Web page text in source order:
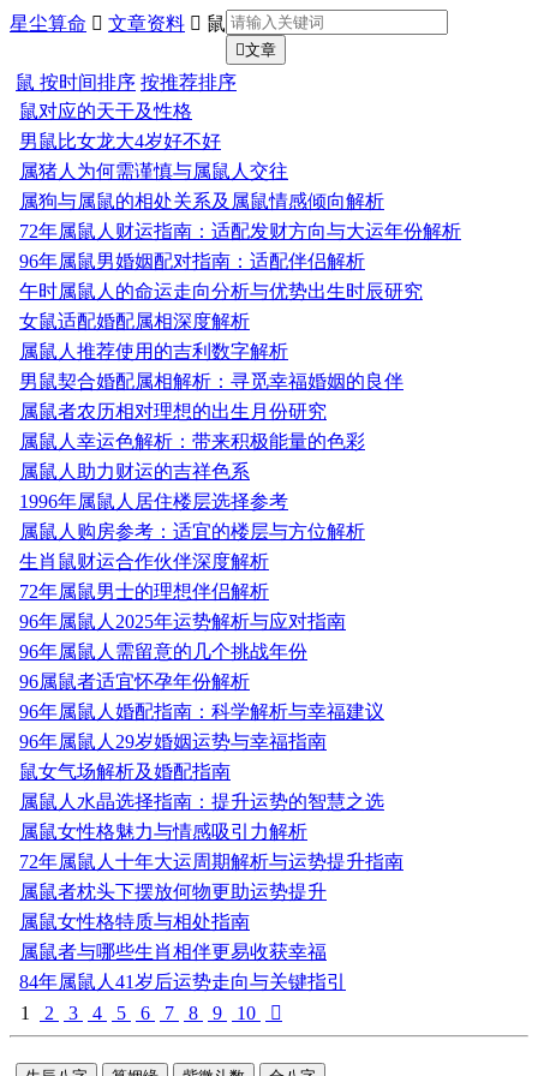
星尘算命  文章资料  鼠
文章
鼠 按时间排序 按推荐排序
鼠对应的天干及性格
男鼠比女龙大4岁好不好
属猪人为何需谨慎与属鼠人交往
属狗与属鼠的相处关系及属鼠情感倾向解析
72年属鼠人财运指南：适配发财方向与大运年份解析
96年属鼠男婚姻配对指南：适配伴侣解析
午时属鼠人的命运走向分析与优势出生时辰研究
女鼠适配婚配属相深度解析
属鼠人推荐使用的吉利数字解析
男鼠契合婚配属相解析：寻觅幸福婚姻的良伴
属鼠者农历相对理想的出生月份研究
属鼠人幸运色解析：带来积极能量的色彩
属鼠人助力财运的吉祥色系
1996年属鼠人居住楼层选择参考
属鼠人购房参考：适宜的楼层与方位解析
生肖鼠财运合作伙伴深度解析
72年属鼠男士的理想伴侣解析
96年属鼠人2025年运势解析与应对指南
96年属鼠人需留意的几个挑战年份
96属鼠者适宜怀孕年份解析
96年属鼠人婚配指南：科学解析与幸福建议
96年属鼠人29岁婚姻运势与幸福指南
鼠女气场解析及婚配指南
属鼠人水晶选择指南：提升运势的智慧之选
属鼠女性格魅力与情感吸引力解析
72年属鼠人十年大运周期解析与运势提升指南
属鼠者枕头下摆放何物更助运势提升
属鼠女性格特质与相处指南
属鼠者与哪些生肖相伴更易收获幸福
84年属鼠人41岁后运势走向与关键指引
1
2 3 4 5 6 7 8 9 10 